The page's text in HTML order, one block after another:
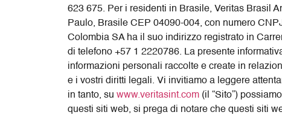
623 675. Per i residenti in Brasile, Veritas Brasil
Paulo, Brasile CEP 04090-004, con numero
Colombia SA ha il suo indirizzo registrato in
di telefono +57 1 2220786. La presente
informazioni personali raccolte e create in
e i vostri diritti legali. Vi invitiamo a leggere
in tanto, su www.veritasint.com (il “Sito”)
questi siti web, si prega di notare che questi siti